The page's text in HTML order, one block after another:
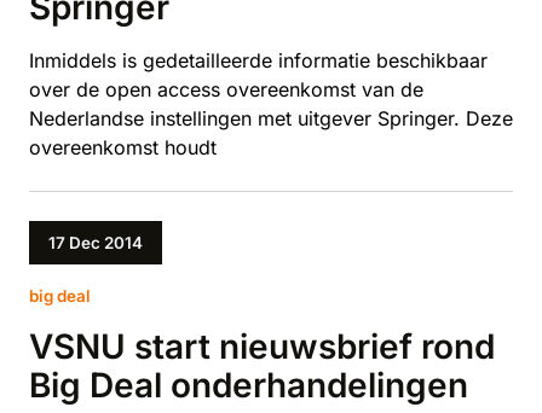
Inmiddels is gedetailleerde informatie beschikbaar
over de open access overeenkomst van de
Nederlandse instellingen met uitgever Springer. Deze
overeenkomst houdt
17 Dec 2014
big deal
VSNU start nieuwsbrief rond
Big Deal onderhandelingen